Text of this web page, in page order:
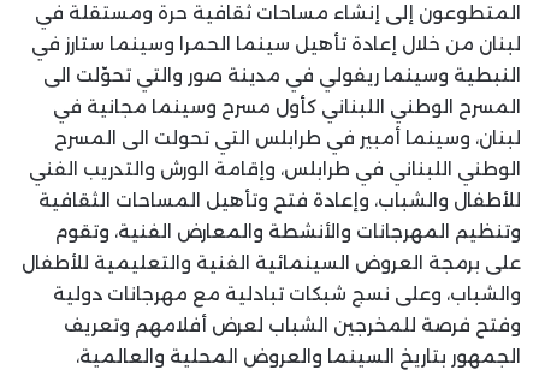
المتطوعون إلى إنشاء مساحات ثقافية حرة ومستقلة في
لبنان من خلال إعادة تأهيل سينما الحمرا وسينما ستارز في
النبطية وسينما ريفولي في مدينة صور والتي تحوّلت الى
المسرح الوطني اللبناني كأول مسرح وسينما مجانية في
لبنان، وسينما أمبير في طرابلس التي تحولت الى المسرح
الوطني اللبناني في طرابلس، وإقامة الورش والتدريب الفني
للأطفال والشباب، وإعادة فتح وتأهيل المساحات الثقافية
وتنظيم المهرجانات والأنشطة والمعارض الفنية، وتقوم
على برمجة العروض السينمائية الفنية والتعليمية للأطفال
والشباب، وعلى نسج شبكات تبادلية مع مهرجانات دولية
وفتح فرصة للمخرجين الشباب لعرض أفلامهم وتعريف
الجمهور بتاريخ السينما والعروض المحلية والعالمية،